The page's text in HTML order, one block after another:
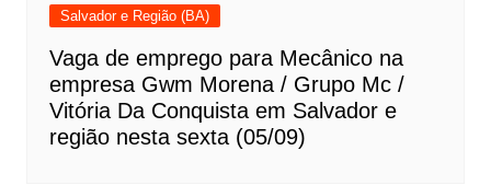
Salvador e Região (BA)
Vaga de emprego para Mecânico na
empresa Gwm Morena / Grupo Mc /
Vitória Da Conquista em Salvador e
região nesta sexta (05/09)